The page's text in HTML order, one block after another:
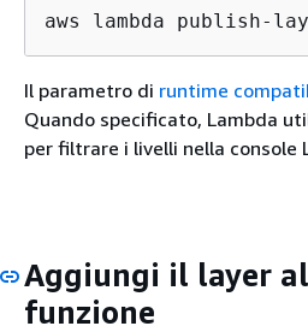
aws lambda publish-
Il parametro di runtime
Quando specificato, Lambda
per filtrare i livelli nella console
Aggiungi il layer
funzione